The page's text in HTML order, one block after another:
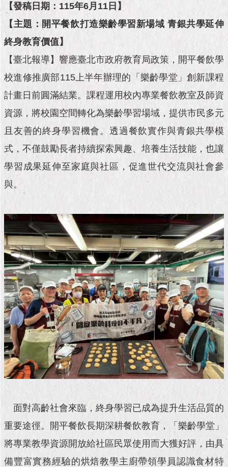
施
政
景
及
成
果
政
料
館
發
現
活
動
主
題
館
與
民
互
動
活
動
主
回
首
頁
【發稿日期：115年6月11日】
【主題：開平餐飲打造樂齡學習新場域 青銀共學延伸
終身教育價值】
【臺北報導】響應臺北市政府教育局政策，開平餐飲學
校進修推廣部115上半年辦理的「樂齡學堂」創新課程
計畫日前圓滿結業。課程運用校內專業餐飲教室及師資
資源，將校園空間轉化為樂齡學習場域，提供市民多元
且友善的終身學習機會。透過餐飲實作與青銀共學模
式，不僅鼓勵長者持續探索興趣、培養生活技能，也讓
學習成果延伸至家庭與社區，促進世代交流與社會參
與。
面對高齡社會來臨，終身學習已成為提升生活品質的
重要途徑。開平餐飲長期深耕餐飲教育，「樂齡學堂」
將專業教學資源開放給社區民眾使用而大獲好評，由具
備豐富實務經驗的烘焙教學主廚帶領學員認識食材特